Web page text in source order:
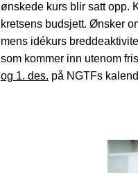
ønskede kurs blir satt opp.
kretsens budsjett. Ønsker
mens idékurs
som kommer inn utenom
og 1. des. på NGTFs